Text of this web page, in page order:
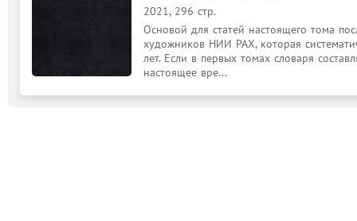
2021, 296 стр.
Основой для статей настоящего тома
художников НИИ РАХ, которая
лет. Если в первых томах словаря
настоящее вре...